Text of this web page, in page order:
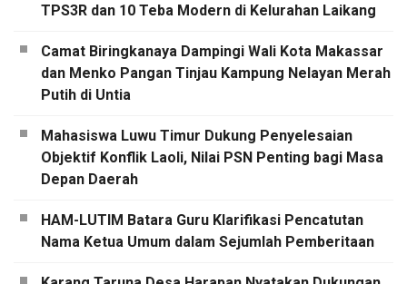
TPS3R dan 10 Teba Modern di Kelurahan Laikang
Camat Biringkanaya Dampingi Wali Kota Makassar
dan Menko Pangan Tinjau Kampung Nelayan Merah
Putih di Untia
Mahasiswa Luwu Timur Dukung Penyelesaian
Objektif Konflik Laoli, Nilai PSN Penting bagi Masa
Depan Daerah
HAM-LUTIM Batara Guru Klarifikasi Pencatutan
Nama Ketua Umum dalam Sejumlah Pemberitaan